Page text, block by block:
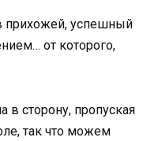
прихожей, успешный
от которого,
в сторону, пропуская
так что можем